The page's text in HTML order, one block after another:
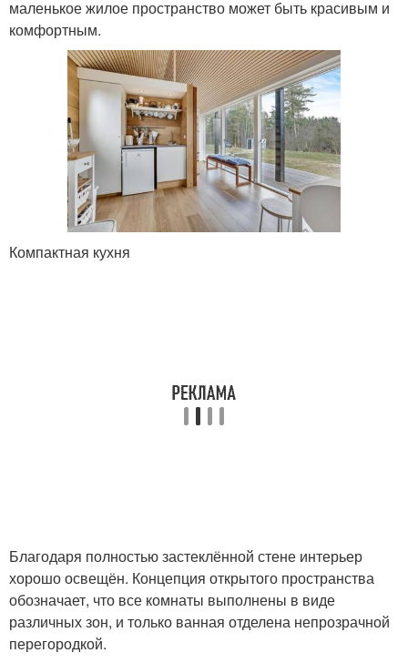
маленькое жилое пространство может быть красивым и
комфортным.
Компактная кухня
Благодаря полностью застеклённой стене интерьер
хорошо освещён. Концепция открытого пространства
обозначает, что все комнаты выполнены в виде
различных зон, и только ванная отделена непрозрачной
перегородкой.